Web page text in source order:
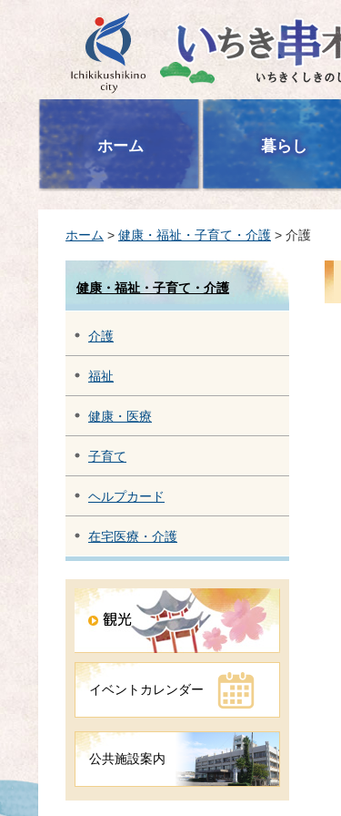
いちき串木野市
ホーム 暮らし
ホーム > 健康・福祉・子育て・介護 > 介護
健康・福祉・子育て・介護
介護
福祉
健康・医療
子育て
ヘルプカード
在宅医療・介護
イベントカレンダー
公共施設案内